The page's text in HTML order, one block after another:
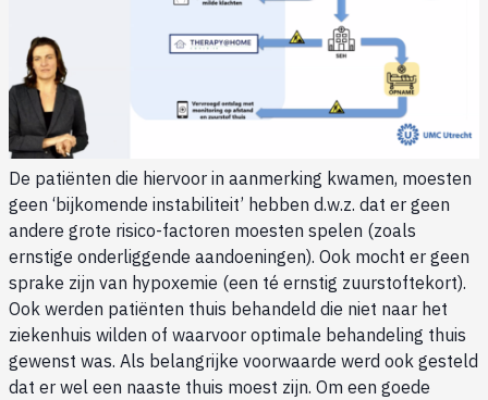
De patiënten die hiervoor in aanmerking kwamen, moesten
geen ‘bijkomende instabiliteit’ hebben d.w.z. dat er geen
andere grote risico-factoren moesten spelen (zoals
ernstige onderliggende aandoeningen). Ook mocht er geen
sprake zijn van hypoxemie (een té ernstig zuurstoftekort).
Ook werden patiënten thuis behandeld die niet naar het
ziekenhuis wilden of waarvoor optimale behandeling thuis
gewenst was. Als belangrijke voorwaarde werd ook gesteld
dat er wel een naaste thuis moest zijn. Om een goede